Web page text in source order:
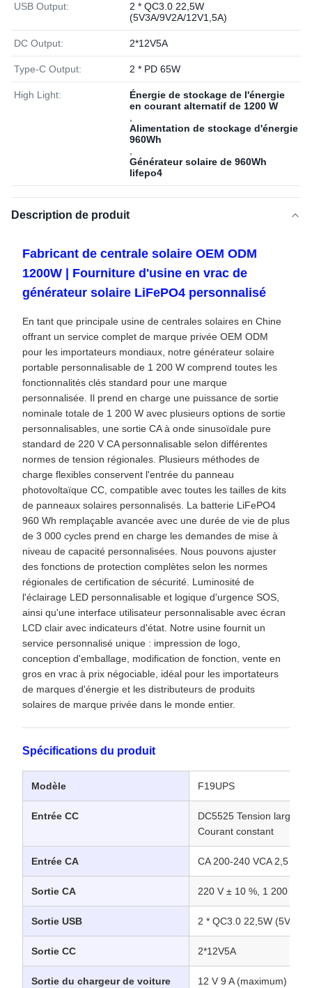
USB Output:
2 * QC3.0 22,5W
(5V3A/9V2A/12V1,5A)
DC Output: 2*12V5A
Type-C Output: 2 * PD 65W
High Light:
Énergie de stockage de l'énergie
en courant alternatif de 1200 W
Alimentation de stockage d'énergie
960Wh
Générateur solaire de 960Wh
lifepo4
Description de produit
Fabricant de centrale solaire OEM ODM
1200W | Fourniture d'usine en vrac de
générateur solaire LiFePO4 personnalisé
En tant que principale usine de centrales solaires en Chine
offrant un service complet de marque privée OEM ODM
pour les importateurs mondiaux, notre générateur solaire
portable personnalisable de 1 200 W comprend toutes les
fonctionnalités clés standard pour une marque
personnalisée. Il prend en charge une puissance de sortie
nominale totale de 1 200 W avec plusieurs options de sortie
personnalisables, une sortie CA à onde sinusoïdale pure
standard de 220 V CA personnalisable selon différentes
normes de tension régionales. Plusieurs méthodes de
charge flexibles conservent l'entrée du panneau
photovoltaïque CC, compatible avec toutes les tailles de kits
de panneaux solaires personnalisés. La batterie LiFePO4
960 Wh remplaçable avancée avec une durée de vie de plus
de 3 000 cycles prend en charge les demandes de mise à
niveau de capacité personnalisées. Nous pouvons ajuster
des fonctions de protection complètes selon les normes
régionales de certification de sécurité. Luminosité de
l'éclairage LED personnalisable et logique d'urgence SOS,
ainsi qu'une interface utilisateur personnalisable avec écran
LCD clair avec indicateurs d'état. Notre usine fournit un
service personnalisé unique : impression de logo,
conception d'emballage, modification de fonction, vente en
gros en vrac à prix négociable, idéal pour les importateurs
de marques d'énergie et les distributeurs de produits
solaires de marque privée dans le monde entier.
Spécifications du produit
Modèle F19UPS
Entrée CC
DC5525 Tension large
Courant constant
Entrée CA CA 200-240 VCA 2,5 A
Sortie CA 220 V ± 10 %, 1 200 W,
Sortie USB 2 * QC3.0 22,5W (5V3A/
Sortie CC 2*12V5A
Sortie du chargeur de voiture 12 V 9 A (maximum)